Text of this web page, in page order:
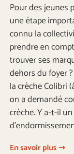
Pour des jeunes
une étape
connu la
prendre en
trouver ses
dehors du foyer
la crèche Colibri
on a demandé
crèche. Y a-t-il
En savoir plus ➝